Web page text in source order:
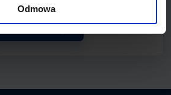
Odmowa